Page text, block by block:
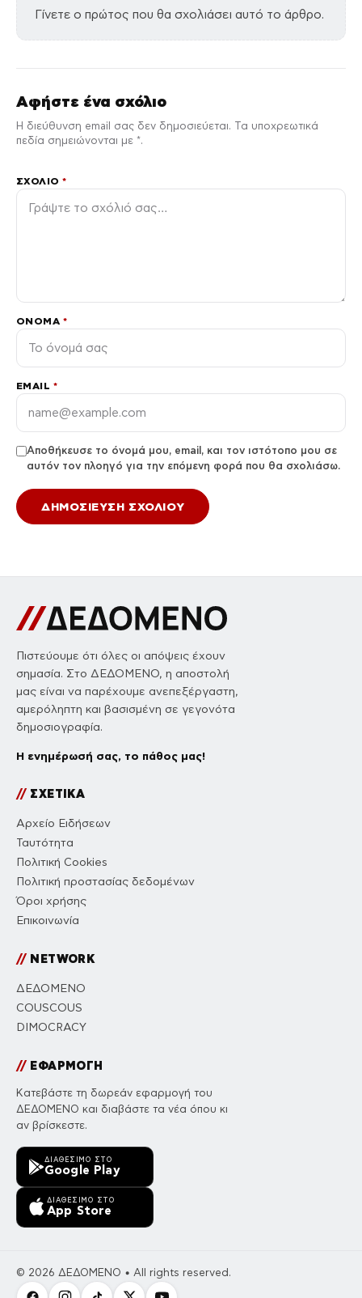
Γίνετε ο πρώτος που θα σχολιάσει αυτό το άρθρο.
Αφήστε ένα σχόλιο
Η διεύθυνση email σας δεν δημοσιεύεται. Τα υποχρεωτικά
πεδία σημειώνονται με *.
ΣΧΌΛΙΟ*
ΌΝΟΜΑ *
EMAIL *
Αποθήκευσε το όνομά μου, email, και τον ιστότοπο μου σε
αυτόν τον πλοηγό για την επόμενη φορά που θα σχολιάσω.
Πιστεύουμε ότι όλες οι απόψεις έχουν
σημασία. Στο ΔΕΔΟΜΕΝΟ, η αποστολή
μας είναι να παρέχουμε ανεπεξέργαστη,
αμερόληπτη και βασισμένη σε γεγονότα
δημοσιογραφία.
Η ενημέρωσή σας, το πάθος μας!
//ΣΧΕΤΙΚΑ
Αρχείο Ειδήσεων
Ταυτότητα
Πολιτική Cookies
Πολιτική προστασίας δεδομένων
Όροι χρήσης
Επικοινωνία
//NETWORK
ΔΕΔΟΜΕΝΟ
COUSCOUS
DIMOCRACY
//ΕΦΑΡΜΟΓΗ
Κατεβάστε τη δωρεάν εφαρμογή του
ΔΕΔΟΜΕΝΟ και διαβάστε τα νέα όπου κι
αν βρίσκεστε.
ΔΙΑΘΈΣΙΜΟ ΣΤΟ
Google Play
ΔΙΑΘΈΣΙΜΟ ΣΤΟ
App Store
© 2026 ΔΕΔΟΜΕΝΟ • All rights reserved.